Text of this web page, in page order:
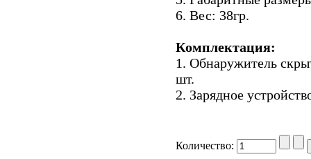
6. Вес: 38гр.
Комплектация:
1. Обнаружитель
шт.
2. Зарядное
Количество: